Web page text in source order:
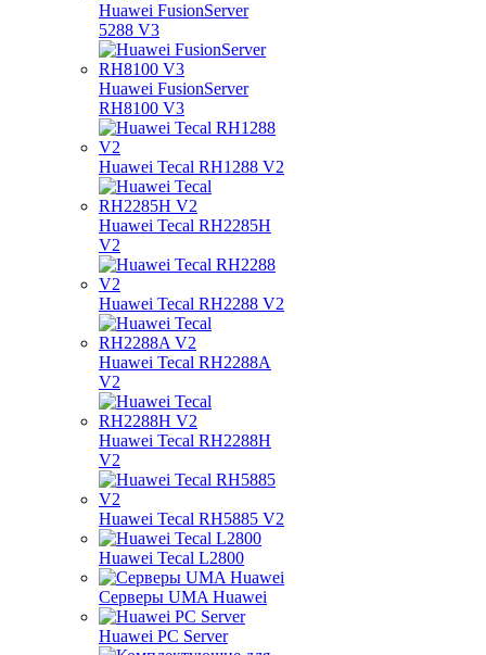
Huawei FusionServer
5288 V3
Huawei FusionServer
RH8100 V3
Huawei Tecal RH1288 V2
Huawei Tecal RH2285H
V2
Huawei Tecal RH2288 V2
Huawei Tecal RH2288A
V2
Huawei Tecal RH2288H
V2
Huawei Tecal RH5885 V2
Huawei Tecal L2800
Серверы UMA Huawei
Huawei PC Server